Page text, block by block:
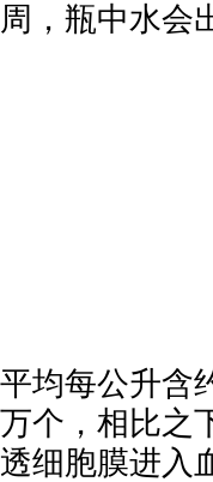
周，瓶中水会
平均每公升含
万个，相比之
透细胞膜进入